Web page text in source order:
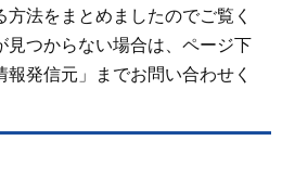
法をまとめましたのでご覧く
見つからない場合は、ページ下
発信元」までお問い合わせく